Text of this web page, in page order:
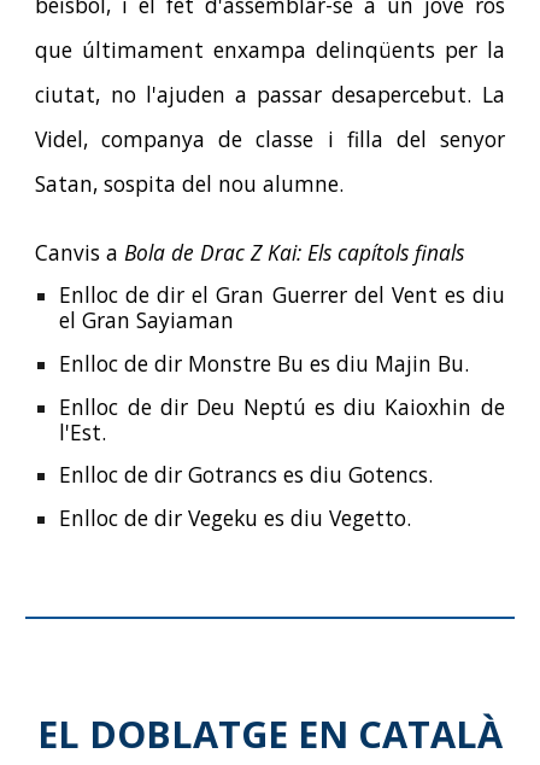
que últimament enxampa delinqüents per la
ciutat, no l'ajuden a passar desapercebut. La
Videl, companya de classe i filla del senyor
Satan, sospita del nou alumne.
Canvis a Bola de Drac Z Kai: Els capítols finals
Enlloc de dir el Gran Guerrer del Vent es diu
el Gran Sayiaman
Enlloc de dir Monstre Bu es diu Majin Bu.
Enlloc de dir Deu Neptú es diu Kaioxhin de
l'Est.
Enlloc de dir Gotrancs es diu Gotencs.
Enlloc de dir Vegeku es diu Vegetto.
EL DOBLATGE EN CATALÀ